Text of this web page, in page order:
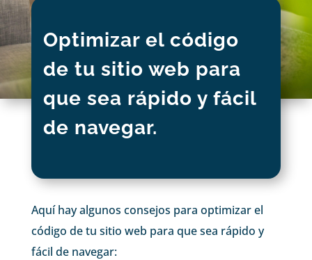
Optimizar el código
de tu sitio web para
que sea rápido y fácil
de navegar.
Aquí hay algunos consejos para optimizar el
código de tu sitio web para que sea rápido y
fácil de navegar: